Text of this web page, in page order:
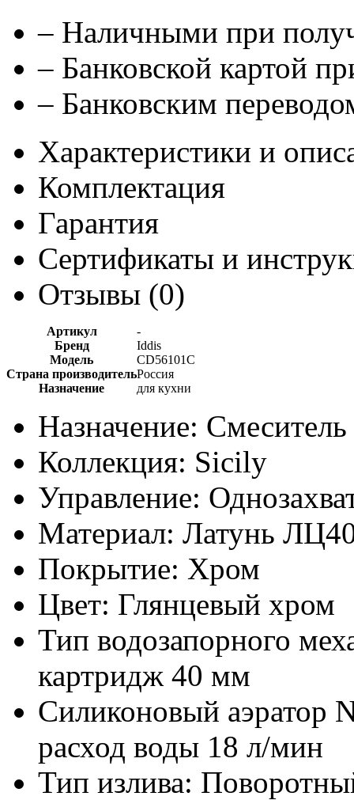
– Наличными при
– Банковской картой
– Банковским
Характеристики и
Комплектация
Гарантия
Сертификаты и
Отзывы (0)
Артикул
-
Бренд
Iddis
Модель
CD56101C
Страна производительРоссия
Назначение
для кухни
Назначение:
Коллекция: Sicily
Управление:
Материал: Латунь
Покрытие: Хром
Цвет: Глянцевый хром
Тип водозапорного
картридж 40 мм
Силиконовый аэратор
расход воды 18 л/мин
Тип излива: